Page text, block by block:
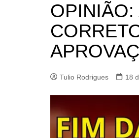
Tulio Rodrigues 18